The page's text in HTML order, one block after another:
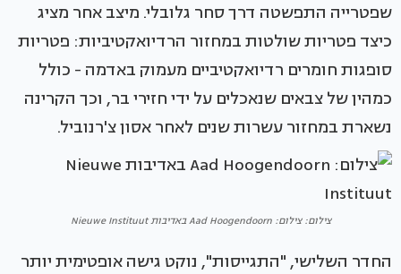
שפטרייה התפשטה דרך סחר גלובלי. מיצב אחר מציג
כיצד פטריות שולטות במחזור הרדיואקטיביות: פטריות
סופגות חומרים רדיואקטיביים מעמוק באדמה - כולל
כמהין של צבאים שנאכלים על ידי חזירי בר, וכך הקרינה
נשארת במחזור עשרות שנים לאחר אסון צ'רנוביל.
צילום: צילום: Aad Hoogendoorn באדיבות Nieuwe Instituut
החדר השלישי, "התגייסות", נוקט גישה אופטימית יותר